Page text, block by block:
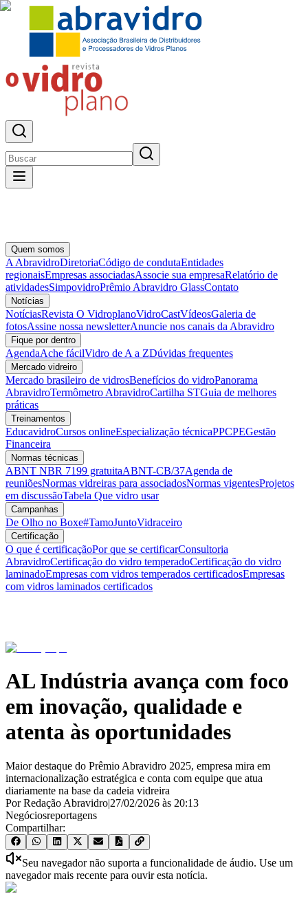
Quem somos
A AbravidroDiretoriaCódigo de condutaEntidades
regionaisEmpresas associadasAssocie sua empresaRelatório de
atividadesSimpovidroPrêmio Abravidro GlassContato
Notícias
NotíciasRevista O VidroplanoVidroCastVídeosGaleria de
fotosAssine nossa newsletterAnuncie nos canais da Abravidro
Fique por dentro
AgendaAche fácilVidro de A a ZDúvidas frequentes
Mercado vidreiro
Mercado brasileiro de vidrosBenefícios do vidroPanorama
AbravidroTermômetro AbravidroCartilha STGuia de melhores
práticas
Treinamentos
EducavidroCursos onlineEspecialização técnicaPPCPEGestão
Financeira
Normas técnicas
ABNT NBR 7199 gratuitaABNT-CB/37Agenda de
reuniõesNormas vidreiras para associadosNormas vigentesProjetos
em discussãoTabela Que vidro usar
Campanhas
De Olho no Boxe#TamoJuntoVidraceiro
Certificação
O que é certificaçãoPor que se certificarConsultoria
AbravidroCertificação do vidro temperadoCertificação do vidro
laminadoEmpresas com vidros temperados certificadosEmpresas
com vidros laminados certificados
AL Indústria avança com foco
em inovação, qualidade e
atenta às oportunidades
Maior destaque do Prêmio Abravidro 2025, empresa mira em
internacionalização estratégica e conta com equipe que atua
diariamente na base da cadeia vidreira
Por Redação Abravidro|27/02/2026 às 20:13
Negóciosreportagens
Compartilhar:
Seu navegador não suporta a funcionalidade de áudio. Use um
navegador mais recente para ouvir esta notícia.